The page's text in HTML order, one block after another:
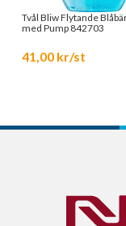
Tvål Bliw Flytande
med Pump 842703
41,00 kr/st